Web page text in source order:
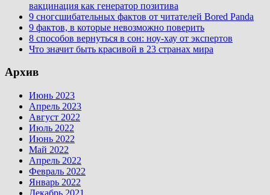
вакцинация как генератор позитива
9 сногсшибательных фактов от читателей Bored Panda
9 фактов, в которые невозможно поверить
8 способов вернуться в сон: ноу-хау от экспертов
Что значит быть красивой в 23 странах мира
Архив
Июнь 2023
Апрель 2023
Август 2022
Июль 2022
Июнь 2022
Май 2022
Апрель 2022
Февраль 2022
Январь 2022
Декабрь 2021